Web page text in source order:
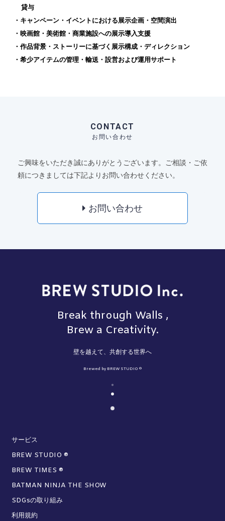
貸与
キャンペーン・イベントにおける展示企画・空間演出
映画館・美術館・商業施設への展示導入支援
作品背景・ストーリーに基づく展示構成・ディレクション
希少アイテムの管理・輸送・設営および運用サポート
CONTACT
お問い合わせ
ご興味をいただき誠にありがとうございます。ご相談・ご依
頼につきましては下記よりお問い合わせください。
お問い合わせ
Break through Walls ,
Brew a Creativity.
壁を越えて、共創する世界へ
Brewed by BREW STUDIO ®︎
サービス
BREW STUDIO ®
BREW TIMES ®
BATMAN NINJA THE SHOW
SDGsの取り組み
利用規約